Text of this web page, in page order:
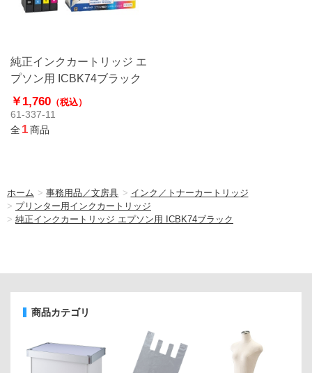
純正インクカートリッジ エ
プソン用 ICBK74ブラック
￥1,760 （税込）
61-337-11
全1商品
ホーム >事務用品／文房具 > インク／トナーカートリッジ
> プリンター用インクカートリッジ
> 純正インクカートリッジ エプソン用 ICBK74ブラック
商品カテゴリ